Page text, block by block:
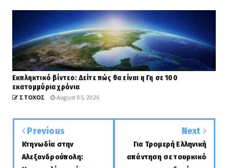
Εκπληκτικό βίντεο: Δείτε πώς θα είναι η Γη σε 100
εκατομμύρια χρόνια
ΣΤΟΧΟΣ August 05, 2026
Previous
Κτηνωδία στην
Αλεξανδρούπολη:
Next
Για Τρομερή Ελληνική
απάντηση σε τουρκικό